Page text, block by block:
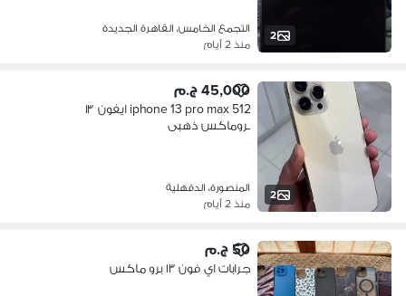
2
التجمع الخامس، القاهرة الجديدة
منذ 2 أيام
2
45,000 ج.م
iphone 13 pro max 512 ايفون ١٣
بروماكس ذهبى
المنصورة، الدقهلية
منذ 2 أيام
50 ج.م
جرابات اي فون ١٣ برو ماكس